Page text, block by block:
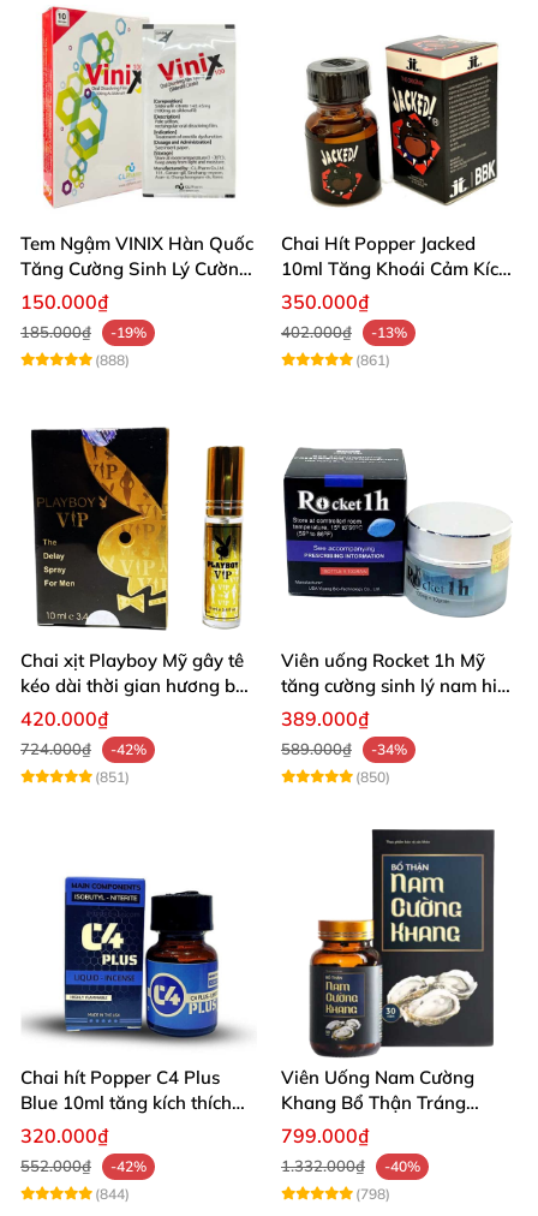
Tem Ngậm VINIX Hàn Quốc
Tăng Cường Sinh Lý Cường
Dương
150.000₫
185.000₫
-19%
(888)
Chai Hít Popper Jacked
10ml Tăng Khoái Cảm Kích
Thích Mạnh
350.000₫
402.000₫
-13%
(861)
Chai xịt Playboy Mỹ gây tê
kéo dài thời gian hương bạc
hà
420.000₫
724.000₫
-42%
(851)
Viên uống Rocket 1h Mỹ
tăng cường sinh lý nam hiệu
quả
389.000₫
589.000₫
-34%
(850)
Chai hít Popper C4 Plus
Blue 10ml tăng kích thích
quan hệ mạnh mẽ
320.000₫
552.000₫
-42%
(844)
Viên Uống Nam Cường
Khang Bổ Thận Tráng
Dương Kéo Dài Thời Gian
799.000₫
1.332.000₫
-40%
(798)